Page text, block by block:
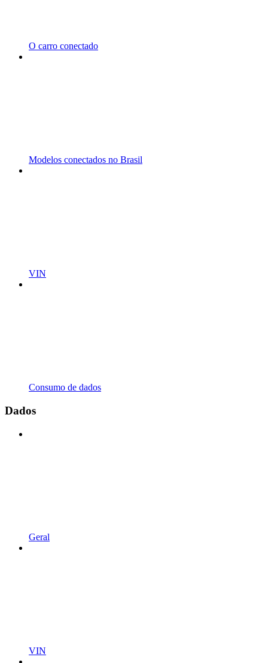
O carro conectado
Modelos conectados no Brasil
VIN
Consumo de dados
Dados
Geral
VIN